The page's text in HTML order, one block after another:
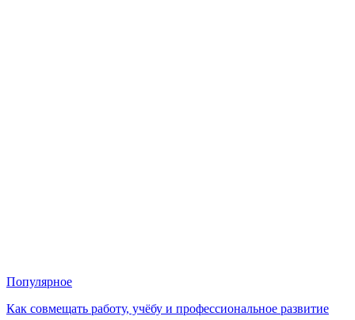
Популярное
Как совмещать работу, учёбу и профессиональное развитие